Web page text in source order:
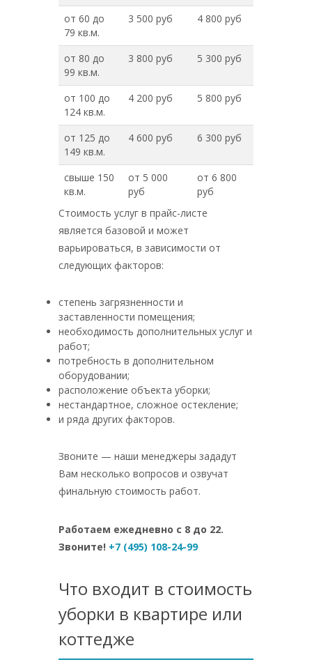
от 60 до
79 кв.м.
3 500 руб 4 800 руб
от 80 до
99 кв.м.
3 800 руб 5 300 руб
от 100 до
124 кв.м.
4 200 руб 5 800 руб
от 125 до
149 кв.м.
4 600 руб 6 300 руб
свыше 150
кв.м.
от 5 000
руб
от 6 800
руб
Стоимость услуг в прайс-листе
является базовой и может
варьироваться, в зависимости от
следующих факторов:
степень загрязненности и
заставленности помещения;
необходимость дополнительных услуг и
работ;
потребность в дополнительном
оборудовании;
расположение объекта уборки;
нестандартное, сложное остекление;
и ряда других факторов.
Звоните — наши менеджеры зададут
Вам несколько вопросов и озвучат
финальную стоимость работ.
Работаем ежедневно с 8 до 22.
Звоните! +7 (495) 108-24-99
Что входит в стоимость
уборки в квартире или
коттедже